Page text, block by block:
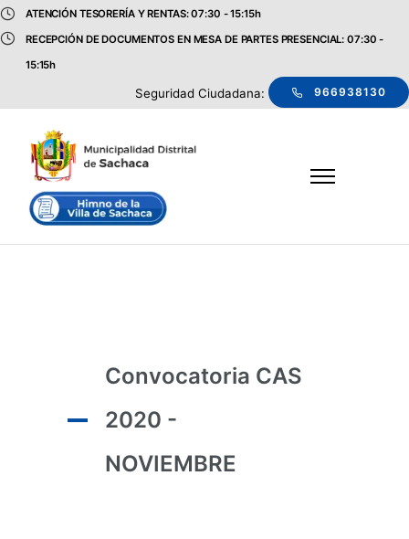
ATENCIÓN TESORERÍA Y RENTAS: 07:30 - 15:15h
RECEPCIÓN DE DOCUMENTOS EN MESA DE PARTES PRESENCIAL: 07:30 -
15:15h
Seguridad Ciudadana: 966938130
Convocatoria CAS
2020 -
NOVIEMBRE